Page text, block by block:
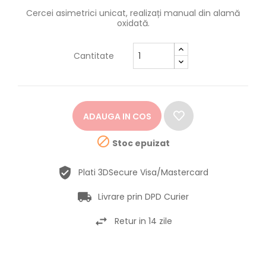
Cercei asimetrici unicat, realizați manual din alamă
oxidată.
Cantitate
ADAUGA IN COS
 Stoc epuizat
Plati 3DSecure Visa/Mastercard
Livrare prin DPD Curier
Retur in 14 zile